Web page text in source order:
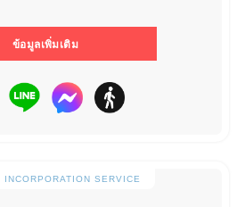
ข้อมูลเพิ่มเติม
INCORPORATION SERVICE